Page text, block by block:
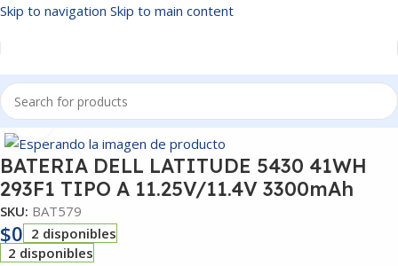
Skip to navigation Skip to main content
Inicio/BATERIAS
Click to enlarge
BATERIA DELL LATITUDE 5430 41WH
293F1 TIPO A 11.25V/11.4V 3300mAh
SKU: BAT579
$0 2 disponibles
2 disponibles